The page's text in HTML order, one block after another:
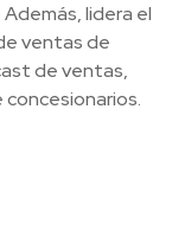
lidera el
ventas de
de ventas,
concesionarios.